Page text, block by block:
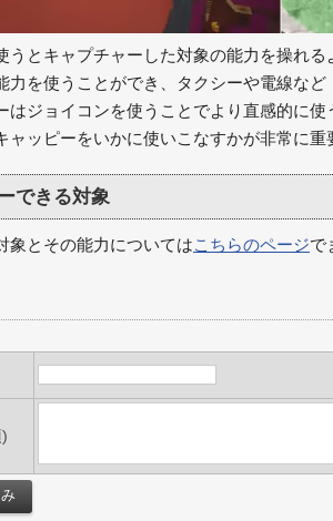
うとキャプチャーした対象の能力を操れる
力を使うことができ、タクシーや電線など
はジョイコンを使うことでより直感的に使
ャッピーをいかに使いこなすかが非常に重
できる対象
象とその能力についてはこちらのページで